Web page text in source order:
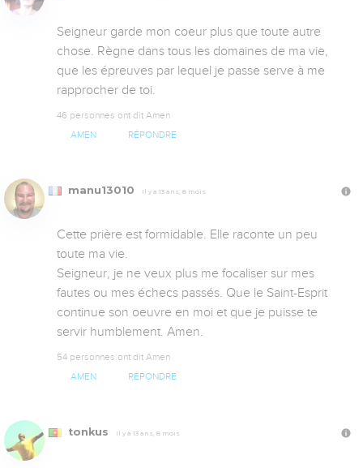
Seigneur garde mon coeur plus que toute autre
chose. Règne dans tous les domaines de ma vie,
que les épreuves par lequel je passe serve à me
rapprocher de toi.
46 personnes ont dit Amen
AMEN RÉPONDRE
manu13010 Il y a 13 ans, 8 mois
Cette prière est formidable. Elle raconte un peu
toute ma vie.
Seigneur, je ne veux plus me focaliser sur mes
fautes ou mes échecs passés. Que le Saint-Esprit
continue son oeuvre en moi et que je puisse te
servir humblement. Amen.
54 personnes ont dit Amen
AMEN RÉPONDRE
tonkus Il y a 13 ans, 8 mois